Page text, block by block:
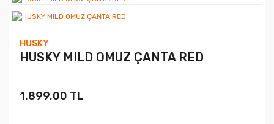
HUSKY
HUSKY MILD OMUZ ÇANTA RED
1.899,00 TL